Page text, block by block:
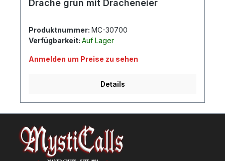
Drache grün mit Dracheneier
Produktnummer: MC-30700
Verfügbarkeit: Auf Lager
Anmelden um Preise zu sehen
Details